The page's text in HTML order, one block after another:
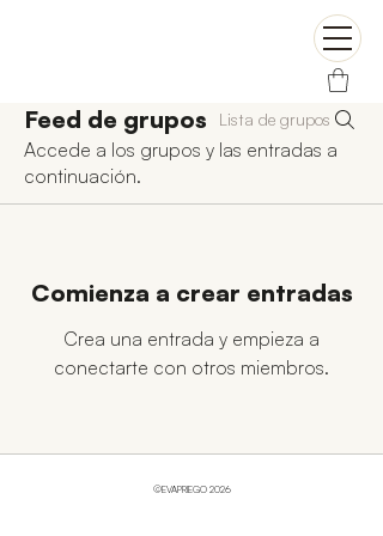
Feed de grupos Lista de grupos
Accede a los grupos y las entradas a
continuación.
Comienza a crear entradas
Crea una entrada y empieza a
conectarte con otros miembros.
©EVAPRIEGO 2026